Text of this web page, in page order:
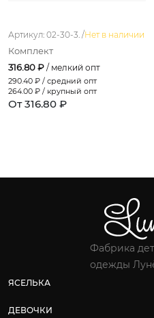
Артикул: 02-30-3. /Нет в наличии
Комплект
316.80 ₽ / мелкий опт
290.40 ₽ / средний опт
264.00 ₽ / крупный опт
От 316.80 ₽
Фабрика
одежды
ЯСЕЛЬКА
ДЕВОЧКИ